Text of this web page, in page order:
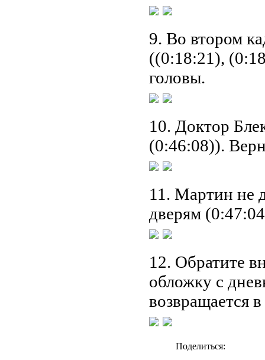
9. Во втором
((0:18:21),
головы.
10. Доктор
(0:46:08)).
11. Мартин не
дверям
12. Обратите
обложку с
возвращается
Поделиться: